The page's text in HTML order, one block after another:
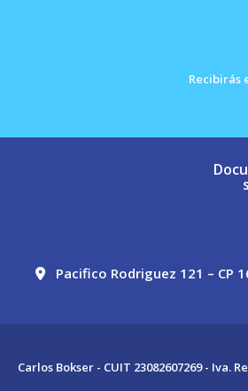
Recibirás
Pacifico Rodriguez 121 – CP
Carlos Bokser - CUIT 23082607269 - Iva.